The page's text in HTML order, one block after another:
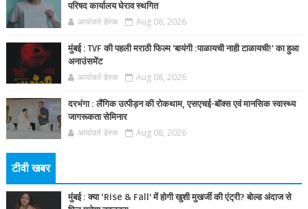
परिषद कार्यालय घेराव स्थगित
आर्यावर्त डेस्क Aug 08, 2026
मुंबई : TVF की पहली मराठी फिल्म 'बायंगी :पाळायची नाही टाळायची!' का हुआ
अनाउंसमेंट
आर्यावर्त डेस्क Aug 08, 2026
दरभंगा : लैंगिक उत्पीड़न की रोकथाम, एसएचई-बॉक्स एवं मानसिक स्वास्थ्य
जागरूकता सेमिनार
आर्यावर्त डेस्क Aug 08, 2026
टीवी खबर
मुंबई : क्या ‘Rise & Fall’ में होगी खुशी मुखर्जी की एंट्री? बोल्ड अंदाज से